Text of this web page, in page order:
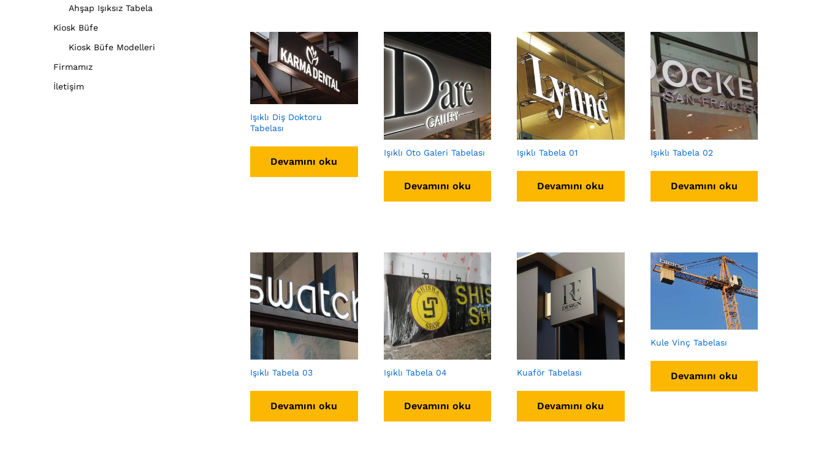
Ahşap Işıksız Tabela
Kiosk Büfe
Kiosk Büfe Modelleri
Firmamız
İletişim
Işıklı Diş Doktoru
Tabelası
Devamını oku
Işıklı Oto Galeri Tabelası
Devamını oku
Işıklı Tabela 01
Devamını oku
Işıklı Tabela 02
Devamını oku
Işıklı Tabela 03
Devamını oku
Işıklı Tabela 04
Devamını oku
Kuaför Tabelası
Devamını oku
Kule Vinç Tabelası
Devamını oku